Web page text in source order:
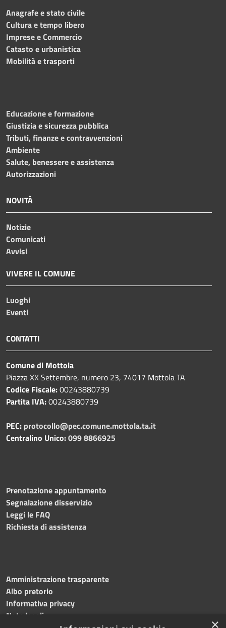
Anagrafe e stato civile
Cultura e tempo libero
Imprese e Commercio
Catasto e urbanistica
Mobilità e trasporti
Educazione e formazione
Giustizia e sicurezza pubblica
Tributi, finanze e contravvenzioni
Ambiente
Salute, benessere e assistenza
Autorizzazioni
NOVITÀ
Notizie
Comunicati
Avvisi
VIVERE IL COMUNE
Luoghi
Eventi
CONTATTI
Comune di Mottola
Piazza XX Settembre, numero 23, 74017 Mottola TA
Codice Fiscale:00243880739
Partita IVA:00243880739
PEC: protocollo@pec.comune.mottola.ta.it
Centralino Unico:099 8866925
Prenotazione appuntamento
Segnalazione disservizio
Leggi le FAQ
Richiesta di assistenza
Amministrazione trasparente
Albo pretorio
Informativa privacy
Note legali
×